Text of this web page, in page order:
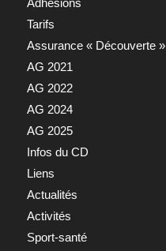
Adhésions
Tarifs
Assurance « Découverte »
AG 2021
AG 2022
AG 2024
AG 2025
Infos du CD
Liens
Actualités
Activités
Sport-santé